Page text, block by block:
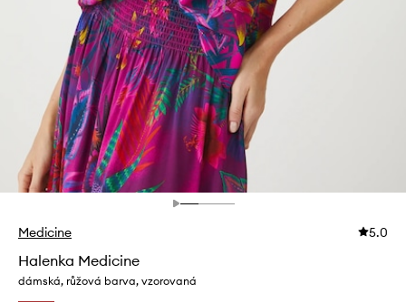
Medicine 5.0
Halenka Medicine
dámská, růžová barva, vzorovaná